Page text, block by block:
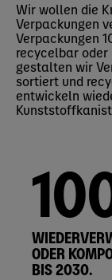
Wir wollen die
Verpackungen
Verpackungen
recycelbar oder
gestalten wir
sortiert und
entwickeln
ODER
BIS 2030.